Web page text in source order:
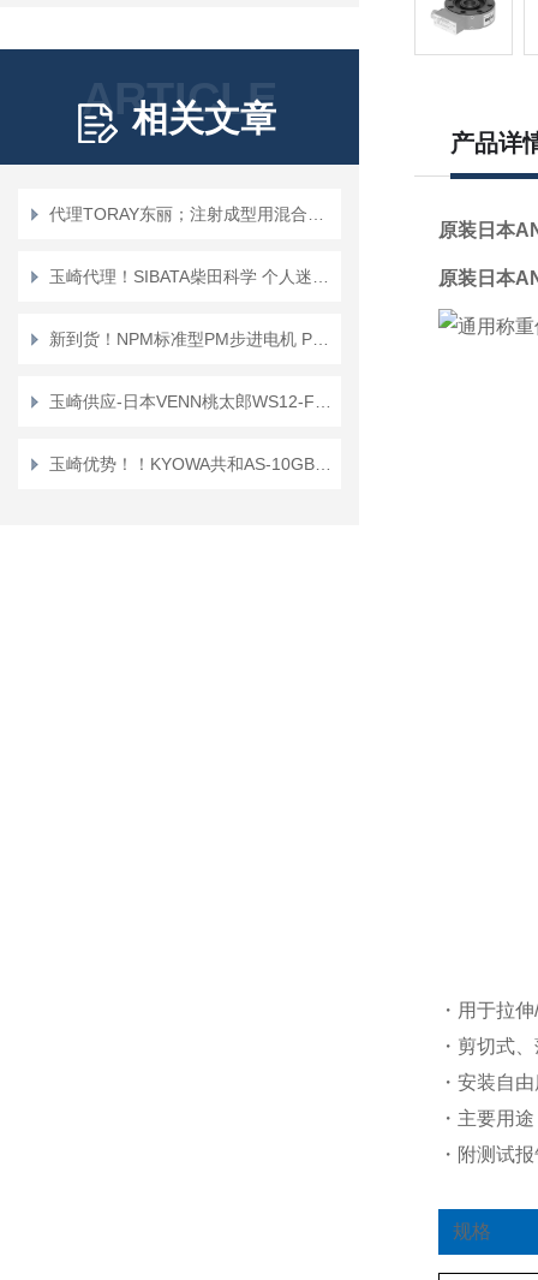
ARTICLE
相关文章
产品详
原装日本
原装日本
・用于拉
・剪切式
・安装自
・主要用
・附测试
规格